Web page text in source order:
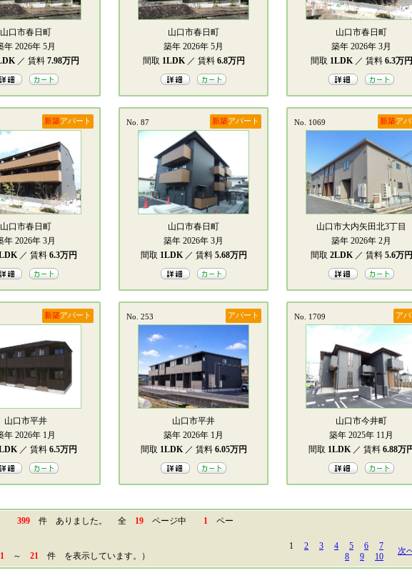
山口市春日町
年 2026年 5月
／ 賃料 7.98万円
山口市春日町
築年 2026年 5月
間取 1LDK／ 賃料 6.8万円
山口市春日町
築年 2026年 3月
間取 1LDK／ 賃料 6.3万円
新築アパート
山口市春日町
年 2026年 3月
／ 賃料 6.3万円
No. 87 新築アパート
山口市春日町
築年 2026年 3月
間取 1LDK／ 賃料 5.68万円
No. 1069 新築ア
山口市大内矢田北3丁目
築年 2026年 2月
間取 2LDK／ 賃料 5.6万円
新築アパート
山口市平井
年 2026年 1月
／ 賃料 6.5万円
No. 253 アパート
山口市平井
築年 2026年 1月
間取 1LDK／ 賃料 6.05万円
No. 1709 ア
山口市今井町
築年 2025年 11月
間取 1LDK／ 賃料 6.88万
399 件 ありました。 全 19 ページ中 1 ペー
1 ～ 21 件 を表示しています。）
1 2 3 4 5 6
7
8
9 10
次